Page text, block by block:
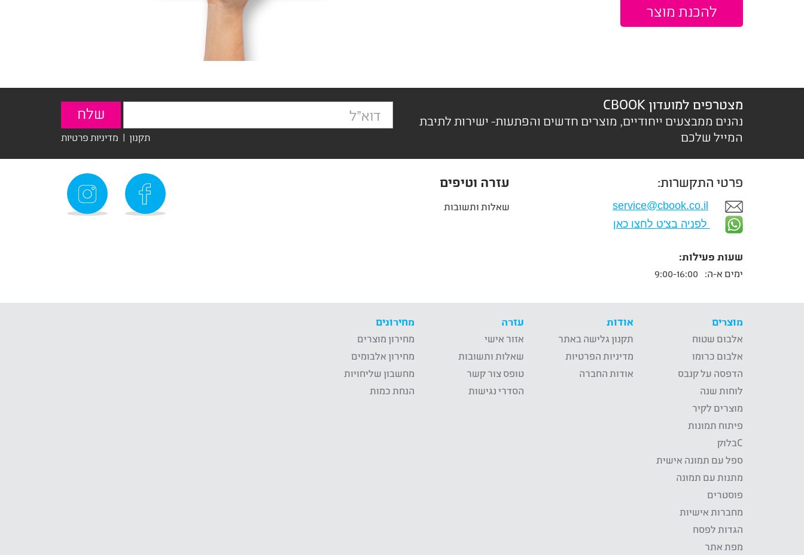
מצטרפים למועדון CBOOK
נהנים ממבצעים ייחודיים, מוצרים חדשים והפתעות- ישירות לתיבת
המייל שלכם
תקנון | מדיניות פרטיות
פרטי התקשרות:
service@cbook.co.il
לפניה בצ'ט לחצו כאן
שעות פעילות:
ימים א-ה:
עזרה וטיפים
שאלות ותשובות
מוצרים
אלבום שטוח
אלבום כרומו
הדפסה על קנבס
לוחות שנה
מוצרים לקיר
פיתוח תמונות
Cבלוק
ספל עם תמונה אישית
מתנות עם תמונה
פוסטרים
מחברות אישיות
הגדות לפסח
מפת אתר
אודות
תקנון גלישה באתר
מדיניות הפרטיות
אודות החברה
עזרה
אזור אישי
שאלות ותשובות
טופס צור קשר
הסדרי נגישות
מחירונים
מחירון מוצרים
מחירון אלבומים
מחשבון שליחויות
הנחת כמות